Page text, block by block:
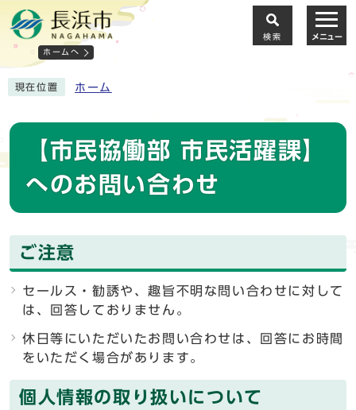
ホームへ
検索 メニュー
現在位置 ホーム
【市民協働部 市民活躍課】
へのお問い合わせ
ご注意
セールス・勧誘や、趣旨不明な問い合わせに対して
は、回答しておりません。
休日等にいただいたお問い合わせは、回答にお時間
をいただく場合があります。
個人情報の取り扱いについて